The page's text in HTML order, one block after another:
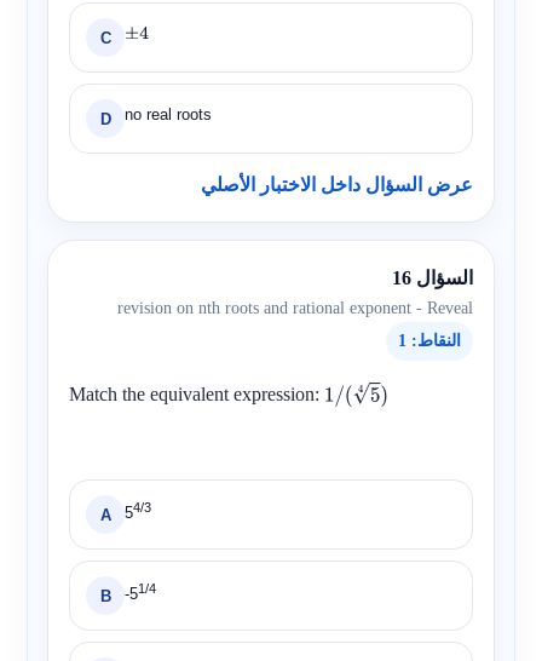
C ±4
D no real roots
عرض السؤال داخل الاختبار الأصلي
السؤال 16
revision on nth roots and rational exponent - Reveal
النقاط: 1
Match the equivalent expression:1/ (54)
A 54/3
B -51/4